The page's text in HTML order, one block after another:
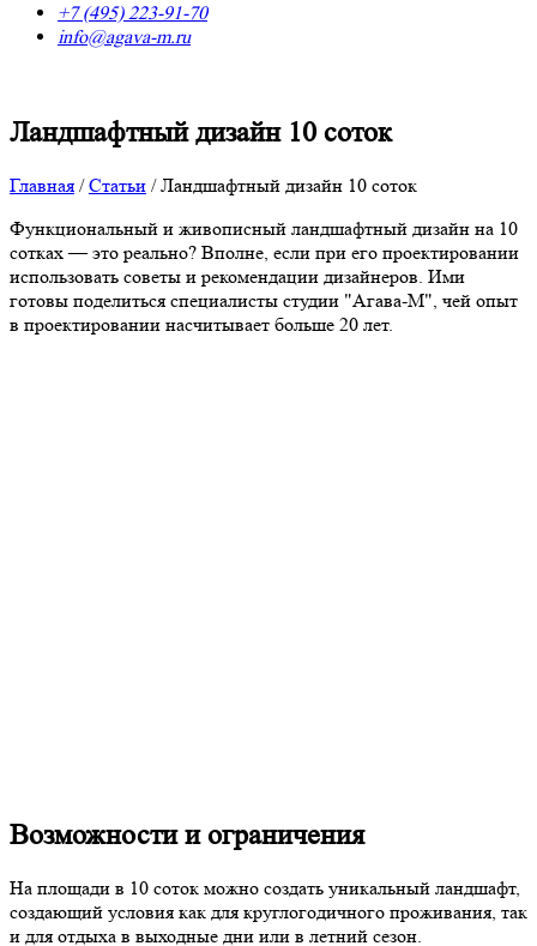
+7 (495) 223-91-70
info@agava-m.ru
Ландшафтный дизайн 10 соток
Главная /Статьи /Ландшафтный дизайн 10 соток
Функциональный и живописный ландшафтный дизайн на 10
сотках — это реально? Вполне, если при его проектировании
использовать советы и рекомендации дизайнеров. Ими
готовы поделиться специалисты студии "Агава-М", чей опыт
в проектировании насчитывает больше 20 лет.
Возможности и ограничения
На площади в 10 соток можно создать уникальный ландшафт,
создающий условия как для круглогодичного проживания, так
и для отдыха в выходные дни или в летний сезон.